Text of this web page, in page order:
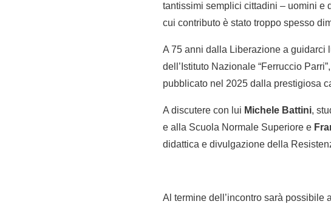
tantissimi semplici cittadini – uomini e
cui contributo è stato troppo spesso
A 75 anni dalla Liberazione a guidarci
dell’Istituto Nazionale “Ferruccio
pubblicato nel 2025 dalla prestigiosa
A discutere con lui Michele Battini,
e alla Scuola Normale Superiore e
didattica e divulgazione della
Al termine dell’incontro sarà possibile